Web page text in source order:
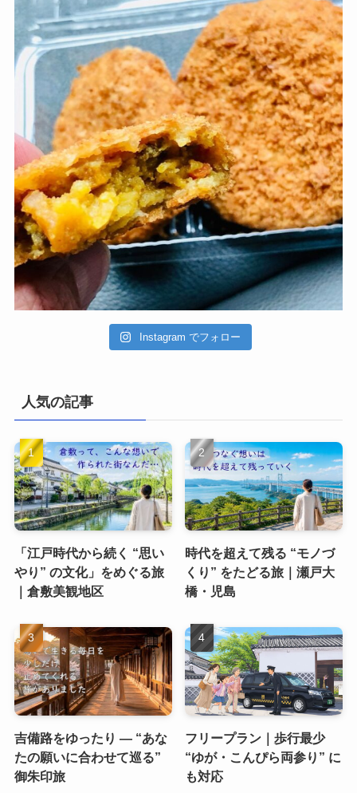
Instagram でフォロー
人気の記事
「江戸時代から続く “思い
やり” の文化」をめぐる旅
｜倉敷美観地区
時代を超えて残る “モノづ
くり” をたどる旅｜瀬戸大
橋・児島
吉備路をゆったり ― “あな
たの願いに合わせて巡る”
御朱印旅
フリープラン｜歩行最少
“ゆが・こんぴら両参り” に
も対応